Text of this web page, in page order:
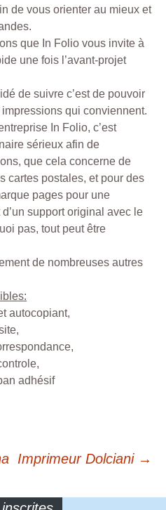
de vous orienter au mieux et
que In Folio vous invite à
une fois l’avant-projet
de suivre c’est de pouvoir
qui conviennent.
In Folio, c’est
sérieux afin de
que cela concerne de
cartes postales, et pour des
pages pour une
support original avec le
pas, tout peut être
de nombreuses autres
autocopiant,
adhésif
Imprimeur Dolciani →